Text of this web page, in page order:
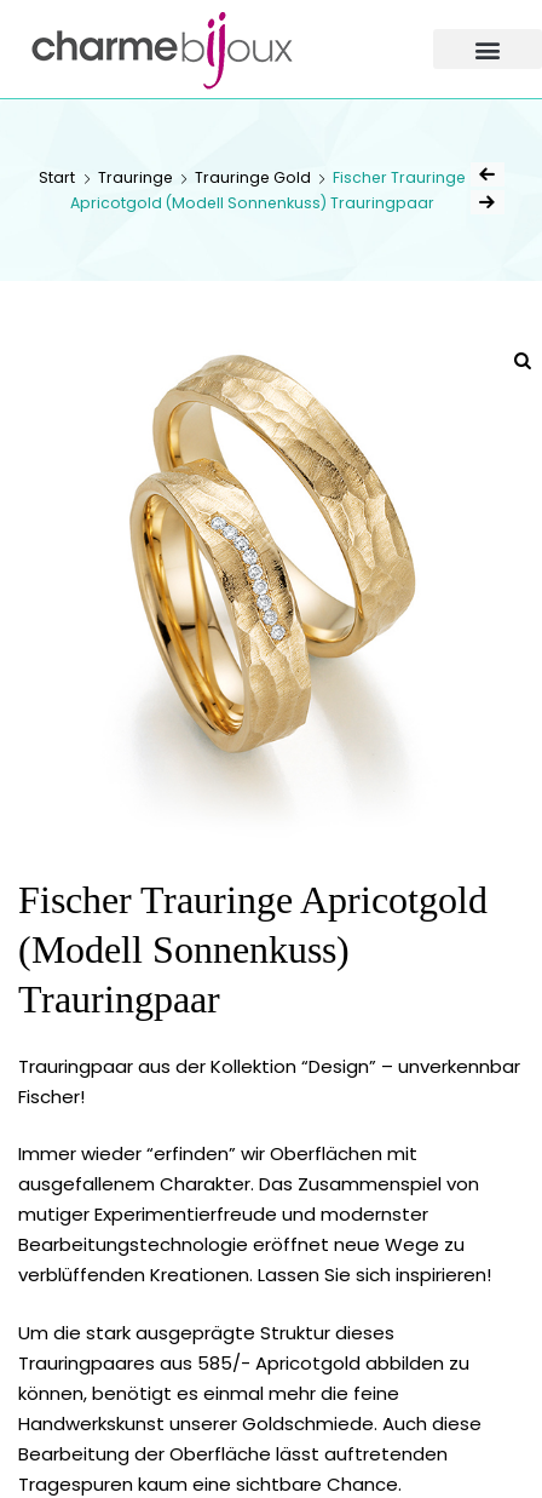
Bijoux
ZOFINGEN
Start Trauringe Trauringe Gold
Fischer Trauringe
Apricotgold (Modell Sonnenkuss) Trauringpaar
Fischer Trauringe Apricotgold
(Modell Sonnenkuss)
Trauringpaar
Trauringpaar aus der Kollektion “Design” – unverkennbar
Fischer!
Immer wieder “erfinden” wir Oberflächen mit
ausgefallenem Charakter. Das Zusammenspiel von
mutiger Experimentierfreude und modernster
Bearbeitungstechnologie eröffnet neue Wege zu
verblüffenden Kreationen. Lassen Sie sich inspirieren!
Um die stark ausgeprägte Struktur dieses
Trauringpaares aus 585/- Apricotgold abbilden zu
können, benötigt es einmal mehr die feine
Handwerkskunst unserer Goldschmiede. Auch diese
Bearbeitung der Oberfläche lässt auftretenden
Tragespuren kaum eine sichtbare Chance.